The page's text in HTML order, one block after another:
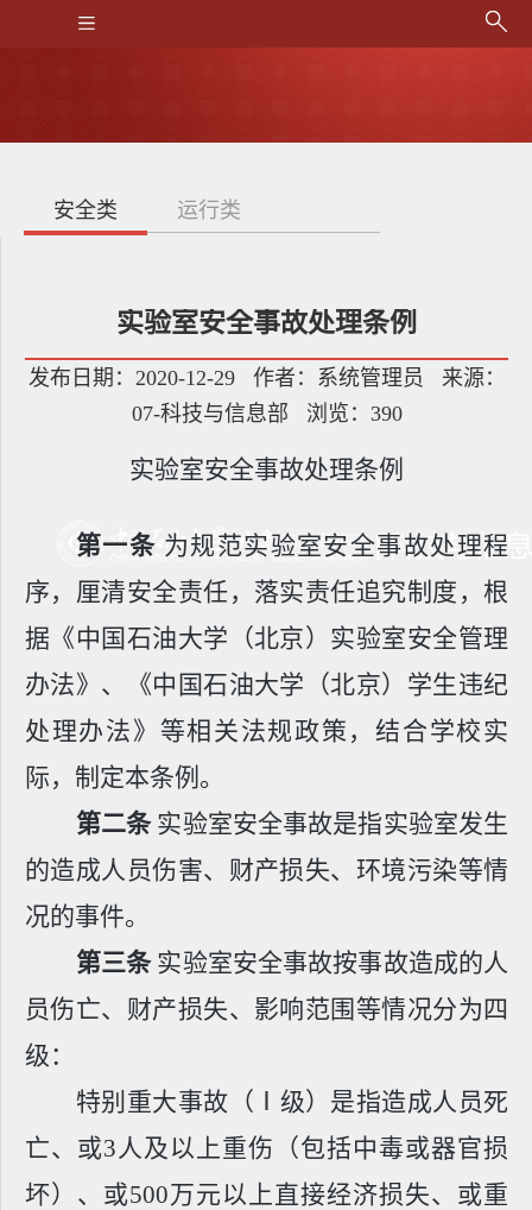
安全类 运行类
实验室安全事故处理条例
发布日期：2020-12-29 作者：系统管理员 来源：
07-科技与信息部 浏览： 390
实验室安全事故处理条例
第一条 为规范实验室安全事故处理程
序，厘清安全责任，落实责任追究制度，根
据《中国石油大学（北京）实验室安全管理
办法》、《中国石油大学（北京）学生违纪
处理办法》等相关法规政策，结合学校实
际，制定本条例。
第二条实验室安全事故是指实验室发生
的造成人员伤害、财产损失、环境污染等情
况的事件。
第三条实验室安全事故按事故造成的人
员伤亡、财产损失、影响范围等情况分为四
级：
特别重大事故（
级）是指造成人员死
亡、或3人及以上重伤（包括中毒或器官损
坏）、或500万元以上直接经济损失、或重